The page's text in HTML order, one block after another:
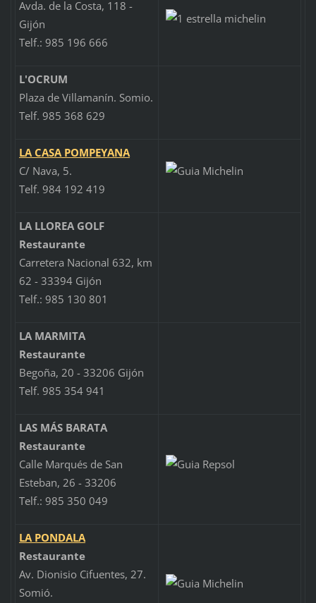
Avda. de la Costa, 118 -
Gijón
Telf.: 985 196 666
L'OCRUM
Plaza de Villamanín. Somio.
Telf. 985 368 629
LA CASA POMPEYANA
C/ Nava, 5.
Telf. 984 192 419
LA LLOREA GOLF
Restaurante
Carretera Nacional 632, km
62 - 33394 Gijón
Telf.: 985 130 801
LA MARMITA
Restaurante
Begoña, 20 - 33206 Gijón
Telf. 985 354 941
LAS MÁS BARATA
Restaurante
Calle Marqués de San
Esteban, 26 - 33206
Telf.: 985 350 049
LA PONDALA
Restaurante
Av. Dionisio Cifuentes, 27.
Somió.